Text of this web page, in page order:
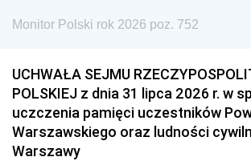
Monitor Polski rok 2026 poz. 752
UCHWAŁA SEJMU
POLSKIEJ z dnia 31 lipca 2026 r. w
uczczenia pamięci uczestników
Warszawskiego oraz ludności
Warszawy